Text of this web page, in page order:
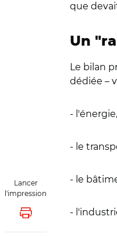
Lancer
l'impression
Lancer l'impression
que
Un
Le bilan
dédiée –
-
- le
- le
-